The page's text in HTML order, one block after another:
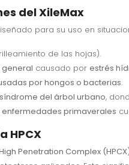
del XileMax
para su uso en
de las hojas).
causado por estrés
por hongos o bacterias.
síndrome del árbol urbano,
enfermedades primaverales
HPCX
Penetration Complex